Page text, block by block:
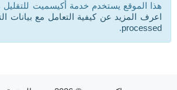
هذا الموقع يستخدم خدمة أكيسميت للتقليل
اعرف المزيد عن كيفية التعامل مع بيانات
processed
.